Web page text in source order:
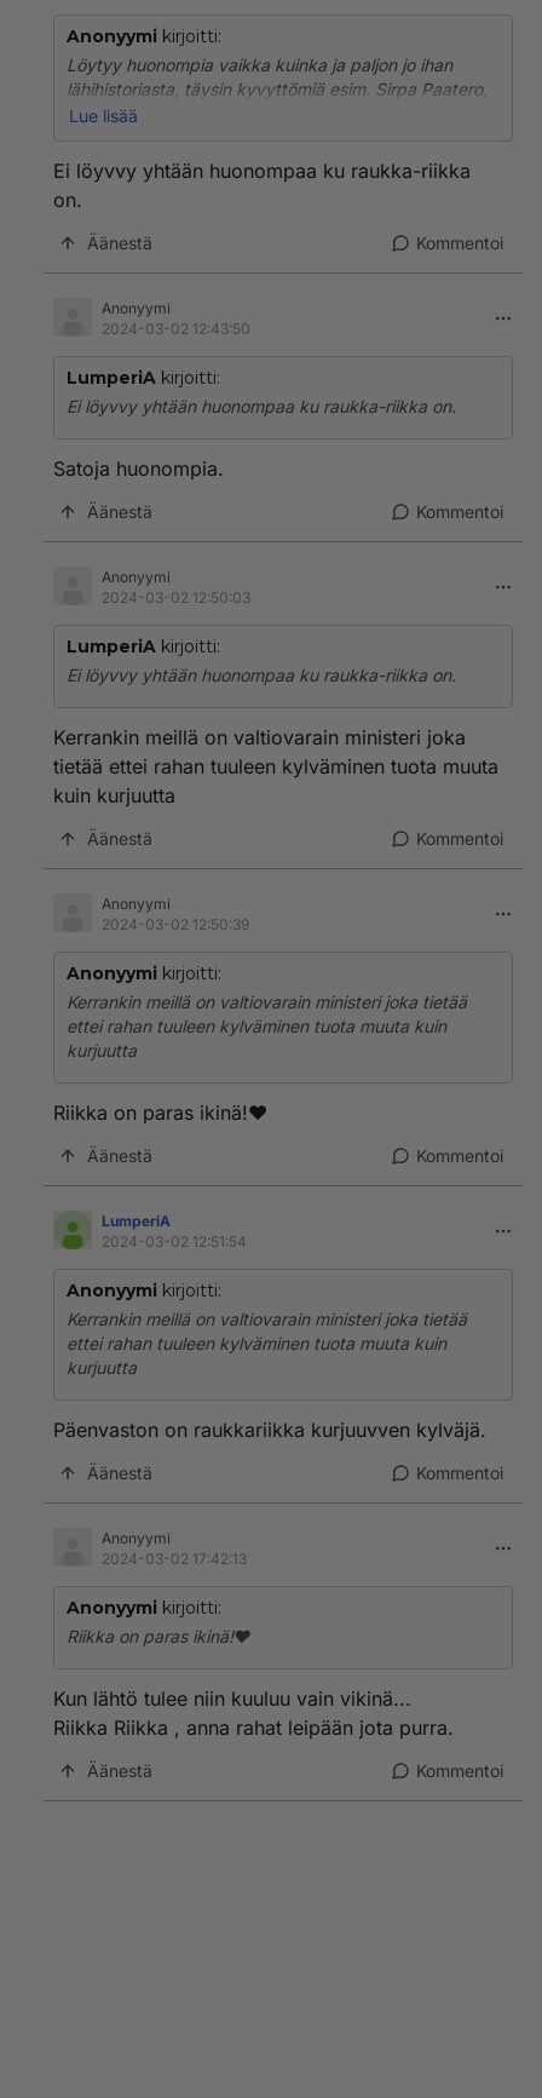
Anonyymi kirjoitti:
Löytyy huonompia vaikka kuinka ja paljon jo ihan
lähihistoriasta, täysin kyvyttömiä esim. Sirpa Paatero,
Sirpa Mikkonen, Anne Berner, Tanja Karpela, Juha
käyttökin on liian vaikeaa, Anna-Maja Henriksson jne.
Lue lisää
Ei löyvvy yhtään huonompaa ku raukka-riikka
on.
Äänestä Kommentoi
Anonyymi
2024-03-02 12:43:50
LumperiA kirjoitti:
Ei löyvvy yhtään huonompaa ku raukka-riikka on.
Satoja huonompia.
Äänestä Kommentoi
Anonyymi
2024-03-02 12:50:03
LumperiA kirjoitti:
Ei löyvvy yhtään huonompaa ku raukka-riikka on.
Kerrankin meillä on valtiovarain ministeri joka
tietää ettei rahan tuuleen kylväminen tuota muuta
kuin kurjuutta
Äänestä Kommentoi
Anonyymi
2024-03-02 12:50:39
Anonyymi kirjoitti:
Kerrankin meillä on valtiovarain ministeri joka tietää
ettei rahan tuuleen kylväminen tuota muuta kuin
kurjuutta
Riikka on paras ikinä!❤️
Äänestä Kommentoi
LumperiA
2024-03-02 12:51:54
Anonyymi kirjoitti:
Kerrankin meillä on valtiovarain ministeri joka tietää
ettei rahan tuuleen kylväminen tuota muuta kuin
kurjuutta
Päenvaston on raukkariikka kurjuuvven kylväjä.
Äänestä Kommentoi
Anonyymi
2024-03-02 17:42:13
Anonyymi kirjoitti:
Riikka on paras ikinä!❤️
Kun lähtö tulee niin kuuluu vain vikinä...
Riikka Riikka , anna rahat leipään jota purra.
Äänestä Kommentoi